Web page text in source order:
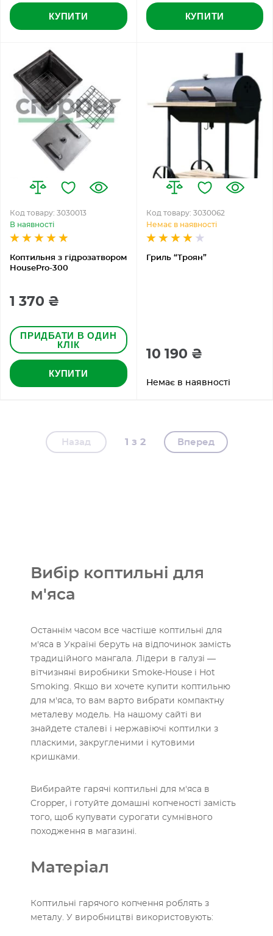
КУПИТИ КУПИТИ
Коптильня з гідрозатвором
HousePro-300
Код товару: 3030013
В наявності
1 370 ₴
ПРИДБАТИ В ОДИН
КЛІК
КУПИТИ
Гриль “Троян”
Код товару: 3030062
Немає в наявності
10 190 ₴
Немає в наявності
Назад 1 2 Вперед
Вибір коптильні для
м'яса
Останнім часом все частіше коптильні для
м'яса в Україні беруть на відпочинок замість
традиційного мангала. Лідери в галузі —
вітчизняні виробники Smoke-House і Hot
Smoking. Якщо ви хочете купити коптильню
для м'яса, то вам варто вибрати компактну
металеву модель. На нашому сайті ви
знайдете сталеві і нержавіючі коптилки з
пласкими, закругленими і кутовими
кришками.
Вибирайте гарячі коптильні для м'яса в
Cropper, і готуйте домашні копченості замість
того, щоб купувати сурогати сумнівного
походження в магазині.
Матеріал
Коптильні гарячого копчення роблять з
металу. У виробництві використовують: